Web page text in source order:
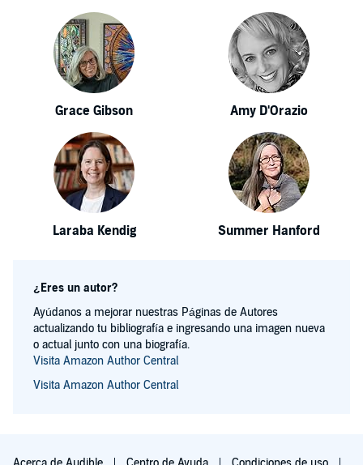
Grace Gibson Amy D'Orazio
Laraba Kendig Summer Hanford
¿Eres un autor?
Ayúdanos a mejorar nuestras Páginas de Autores
actualizando tu bibliografía e ingresando una imagen nueva
o actual junto con una biografía.
Visita Amazon Author Central
Visita Amazon Author Central